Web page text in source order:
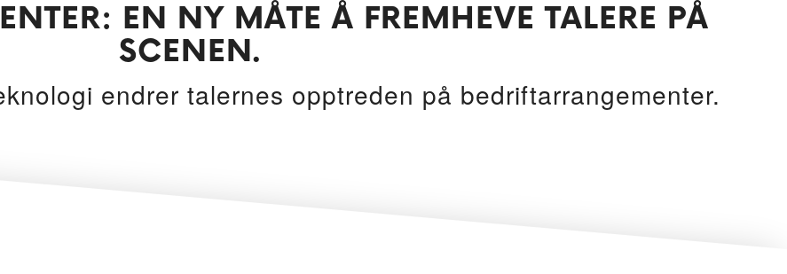
EN NY MÅTE Å FREMHEVE TALERE PÅ
SCENEN.
endrer talernes opptreden på bedriftarrangementer.